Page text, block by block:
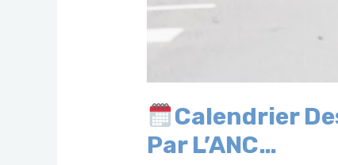
Calendrier
Par L’ANC…